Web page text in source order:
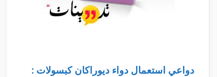
دواعي استعمال دواء ديوراكان كبسولات :